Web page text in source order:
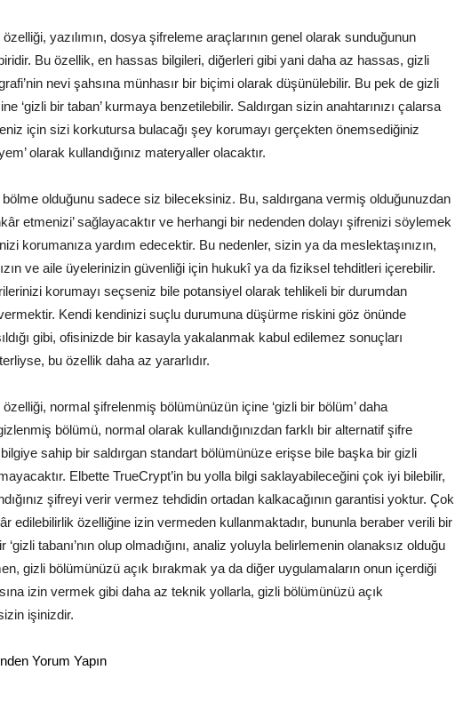
yazılımın, dosya şifreleme araçlarının genel olarak sunduğunun
Bu özellik, en hassas bilgileri, diğerleri gibi yani daha az hassas, gizli
nevi şahsına münhasır bir biçimi olarak düşünülebilir. Bu pek de gizli
‘gizli bir taban’ kurmaya benzetilebilir. Saldırgan sizin anahtarınızı çalarsa
için sizi korkutursa bulacağı şey korumayı gerçekten önemsediğiniz
olarak kullandığınız materyaller olacaktır.
bölme olduğunu sadece siz bileceksiniz. Bu, saldırgana vermiş olduğunuzdan
etmenizi’ sağlayacaktır ve herhangi bir nedenden dolayı şifrenizi söylemek
korumanıza yardım edecektir. Bu nedenler, sizin ya da meslektaşınızın,
ve aile üyelerinizin güvenliği için hukukî ya da fiziksel tehditleri içerebilir.
korumayı seçseniz bile potansiyel olarak tehlikeli bir durumdan
Kendi kendinizi suçlu durumuna düşürme riskini göz önünde
gibi, ofisinizde bir kasayla yakalanmak kabul edilemez sonuçları
bu özellik daha az yararlıdır.
normal şifrelenmiş bölümünüzün içine ‘gizli bir bölüm’ daha
bölümü, normal olarak kullandığınızdan farklı bir alternatif şifre
sahip bir saldırgan standart bölümünüze erişse bile başka bir gizli
Elbette TrueCrypt’in bu yolla bilgi saklayabileceğini çok iyi bilebilir,
şifreyi verir vermez tehdidin ortadan kalkacağının garantisi yoktur. Çok
edilebilirlik özelliğine izin vermeden kullanmaktadır, bununla beraber verili bir
tabanı’nın olup olmadığını, analiz yoluyla belirlemenin olanaksız olduğu
gizli bölümünüzü açık bırakmak ya da diğer uygulamaların onun içerdiği
izin vermek gibi daha az teknik yollarla, gizli bölümünüzü açık
işinizdir.
Yorum Yapın